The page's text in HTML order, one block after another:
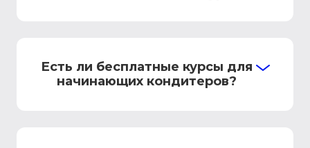
Есть ли бесплатные курсы для
начинающих кондитеров?